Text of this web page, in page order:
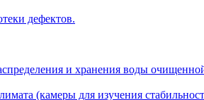
дефектов.
и хранения воды
(камеры для изучения